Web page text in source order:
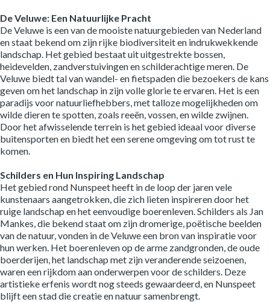
De Veluwe: Een Natuurlijke Pracht
De Veluwe is een van de mooiste natuurgebieden van Nederland
en staat bekend om zijn rijke biodiversiteit en indrukwekkende
landschap. Het gebied bestaat uit uitgestrekte bossen,
heidevelden, zandverstuivingen en schilderachtige meren. De
Veluwe biedt tal van wandel- en fietspaden die bezoekers de kans
geven om het landschap in zijn volle glorie te ervaren. Het is een
paradijs voor natuurliefhebbers, met talloze mogelijkheden om
wilde dieren te spotten, zoals reeën, vossen, en wilde zwijnen.
Door het afwisselende terrein is het gebied ideaal voor diverse
buitensporten en biedt het een serene omgeving om tot rust te
komen.
Schilders en Hun Inspiring Landschap
Het gebied rond Nunspeet heeft in de loop der jaren vele
kunstenaars aangetrokken, die zich lieten inspireren door het
ruige landschap en het eenvoudige boerenleven. Schilders als Jan
Mankes, die bekend staat om zijn dromerige, poëtische beelden
van de natuur, vonden in de Veluwe een bron van inspiratie voor
hun werken. Het boerenleven op de arme zandgronden, de oude
boerderijen, het landschap met zijn veranderende seizoenen,
waren een rijkdom aan onderwerpen voor de schilders. Deze
artistieke erfenis wordt nog steeds gewaardeerd, en Nunspeet
blijft een stad die creatie en natuur samenbrengt.